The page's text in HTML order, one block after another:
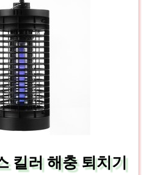
킬러 해충 퇴치기